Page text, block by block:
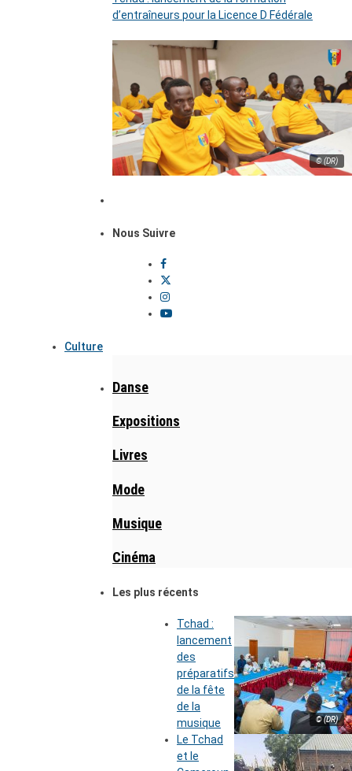
d’entraîneurs pour la Licence D Fédérale
© (DR)
Nous Suivre
Culture
Danse
Expositions
Livres
Mode
Musique
Cinéma
Les plus récents
© (DR)
Tchad :
lancement
des
préparatifs
de la fête
de la
musique
Le Tchad
et le